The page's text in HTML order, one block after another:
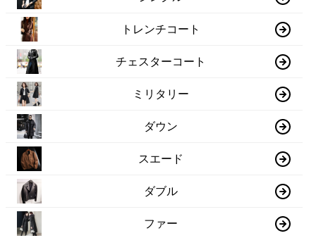
トレンチコート
チェスターコート
ミリタリー
ダウン
スエード
ダブル
ファー